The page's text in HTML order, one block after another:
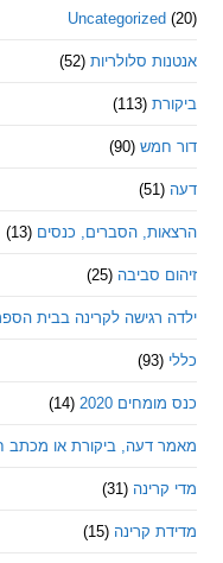
סלולריות (52)
(90)
הסברים, כנסים (13)
סביבה (25)
לקרינה בבית הספר (7)
2020
(14)
ביקורת או מכתב חשוב (27)
(31)
קרינה (15)